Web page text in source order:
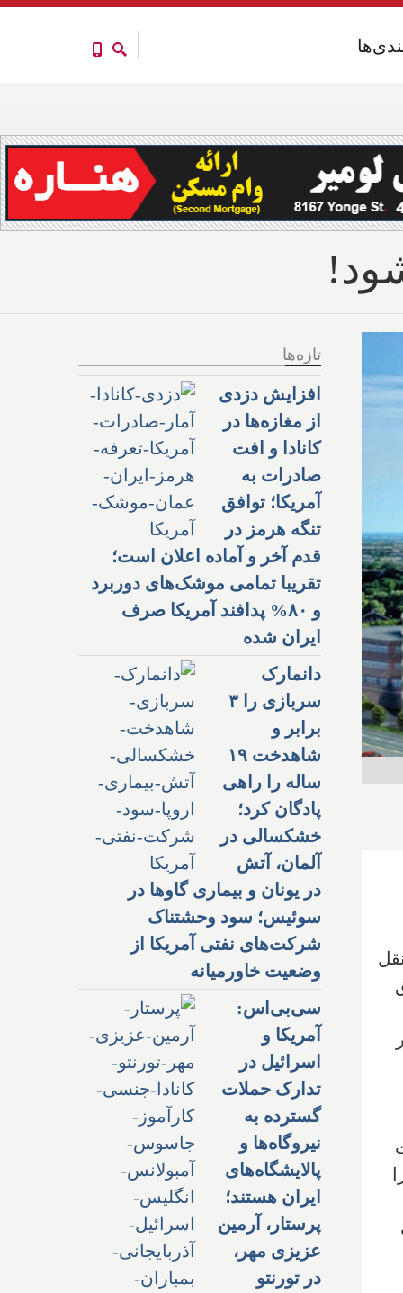
تازه‌ها
افزایش دزدی
از مغازه‌ها در
کانادا و افت
صادرات به
آمریکا؛ توافق
تنگه هرمز در
قدم آخر و آماده اعلان است؛
تقریبا تمامی موشک‌های دوربرد
و ۸۰% پدافند آمریکا صرف
ایران شده
دانمارک
سربازی را ۳
برابر و
شاهدخت ۱۹
ساله را راهی
پادگان کرد؛
خشکسالی در
آلمان، آتش
در یونان و بیماری گاوها در
سوئیس؛ سود وحشتناک
شرکت‌های نفتی آمریکا از
وضعیت خاورمیانه
سی‌بی‌اس:
آمریکا و
اسرائیل در
تدارک حملات
گسترده به
نیروگاه‌ها و
پالایشگاه‌های
ایران هستند؛
پرستار، آرمین
عزیزی مهر،
در تورنتو